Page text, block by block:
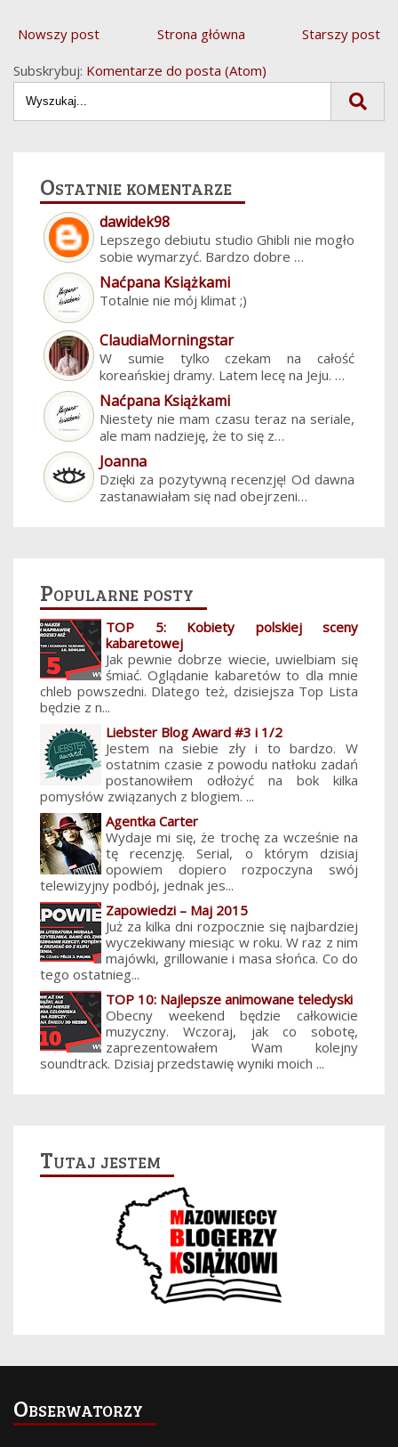
Nowszy post Starszy post
Strona główna
Subskrybuj: Komentarze do posta (Atom)
Ostatnie komentarze
dawidek98
Lepszego debiutu studio Ghibli nie mogło
sobie wymarzyć. Bardzo dobre …
Naćpana Książkami
Totalnie nie mój klimat ;)
ClaudiaMorningstar
W sumie tylko czekam na całość
koreańskiej dramy. Latem lecę na Jeju. …
Naćpana Książkami
Niestety nie mam czasu teraz na seriale,
ale mam nadzieję, że to się z…
Joanna
Dzięki za pozytywną recenzję! Od dawna
zastanawiałam się nad obejrzeni…
Popularne posty
TOP 5: Kobiety polskiej sceny
kabaretowej
Jak pewnie dobrze wiecie, uwielbiam się
śmiać. Oglądanie kabaretów to dla mnie
chleb powszedni. Dlatego też, dzisiejsza Top Lista
będzie z n...
Liebster Blog Award #3 i 1/2
Jestem na siebie zły i to bardzo. W
ostatnim czasie z powodu natłoku zadań
postanowiłem odłożyć na bok kilka
pomysłów związanych z blogiem. ...
Agentka Carter
Wydaje mi się, że trochę za wcześnie na
tę recenzję. Serial, o którym dzisiaj
opowiem dopiero rozpoczyna swój
telewizyjny podbój, jednak jes...
Zapowiedzi – Maj 2015
Już za kilka dni rozpocznie się najbardziej
wyczekiwany miesiąc w roku. W raz z nim
majówki, grillowanie i masa słońca. Co do
tego ostatnieg...
TOP 10: Najlepsze animowane teledyski
Obecny weekend będzie całkowicie
muzyczny. Wczoraj, jak co sobotę,
zaprezentowałem Wam kolejny
soundtrack. Dzisiaj przedstawię wyniki moich ...
Tutaj jestem
Obserwatorzy